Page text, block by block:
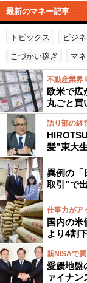
最新のマネー記事
トピックス ビジ
こづかい稼ぎ マ
不動産業界
欧米で
丸ごと買
語り部の経
髪”東大
異例の「
取引”で
仕事力がア
国内の
より4割
新NISAで
愛媛地盤
ァイナン